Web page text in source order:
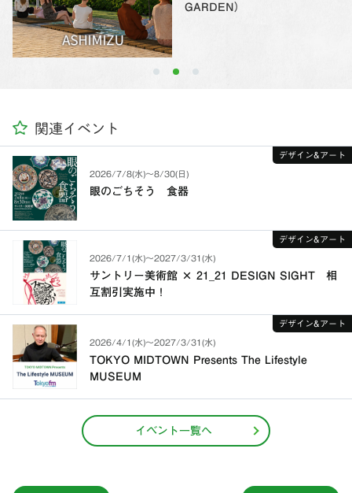
GARDEN）
関連イベント
2026/7/8(水)〜8/30(日)
眼のごちそう 食器
デザイン&アート
2026/7/1(水)〜2027/3/31(水)
サントリー美術館 × 21_21 DESIGN SIGHT 相
互割引実施中！
デザイン&アート
2026/4/1(水)〜2027/3/31(水)
TOKYO MIDTOWN Presents The Lifestyle
MUSEUM
デザイン&アート
イベント一覧へ